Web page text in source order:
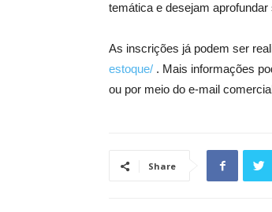
temática e desejam
As inscrições já podem ser
estoque/ . Mais informações
ou por meio do e-mail
Share